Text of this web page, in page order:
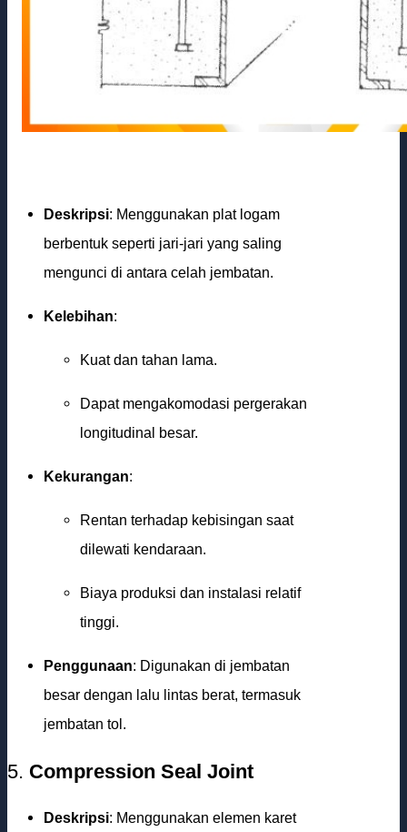
Deskripsi: Menggunakan plat logam
berbentuk seperti jari-jari yang saling
mengunci di antara celah jembatan.
Kelebihan:
Kuat dan tahan lama.
Dapat mengakomodasi pergerakan
longitudinal besar.
Kekurangan:
Rentan terhadap kebisingan saat
dilewati kendaraan.
Biaya produksi dan instalasi relatif
tinggi.
Penggunaan: Digunakan di jembatan
besar dengan lalu lintas berat, termasuk
jembatan tol.
5. Compression Seal Joint
Deskripsi: Menggunakan elemen karet